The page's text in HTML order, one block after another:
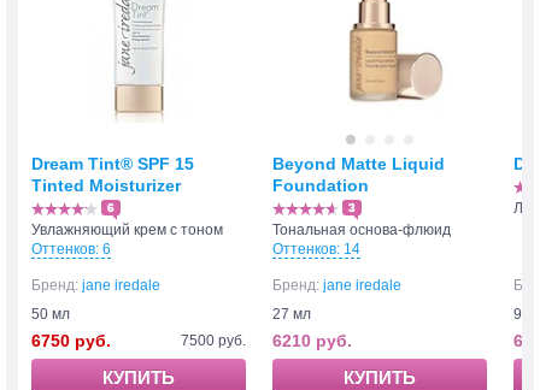
Dream Tint® SPF 15
Tinted Moisturizer
6
Увлажняющий крем с тоном
Оттенков: 6
Бренд: jane iredale
50 мл
6750 руб. 7500 руб.
КУПИТЬ
Beyond Matte Liquid
Foundation
3
Тональная основа-флюид
Оттенков: 14
Бренд: jane iredale
27 мл
6210 руб.
КУПИТЬ
90